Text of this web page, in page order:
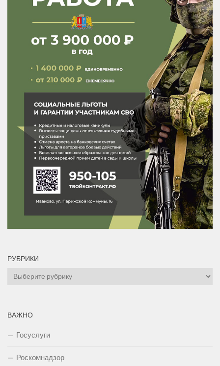
РУБРИКИ
Рубрики
ВАЖНО
Госуслуги
Роскомнадзор